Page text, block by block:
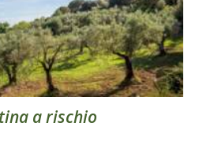
a rischio